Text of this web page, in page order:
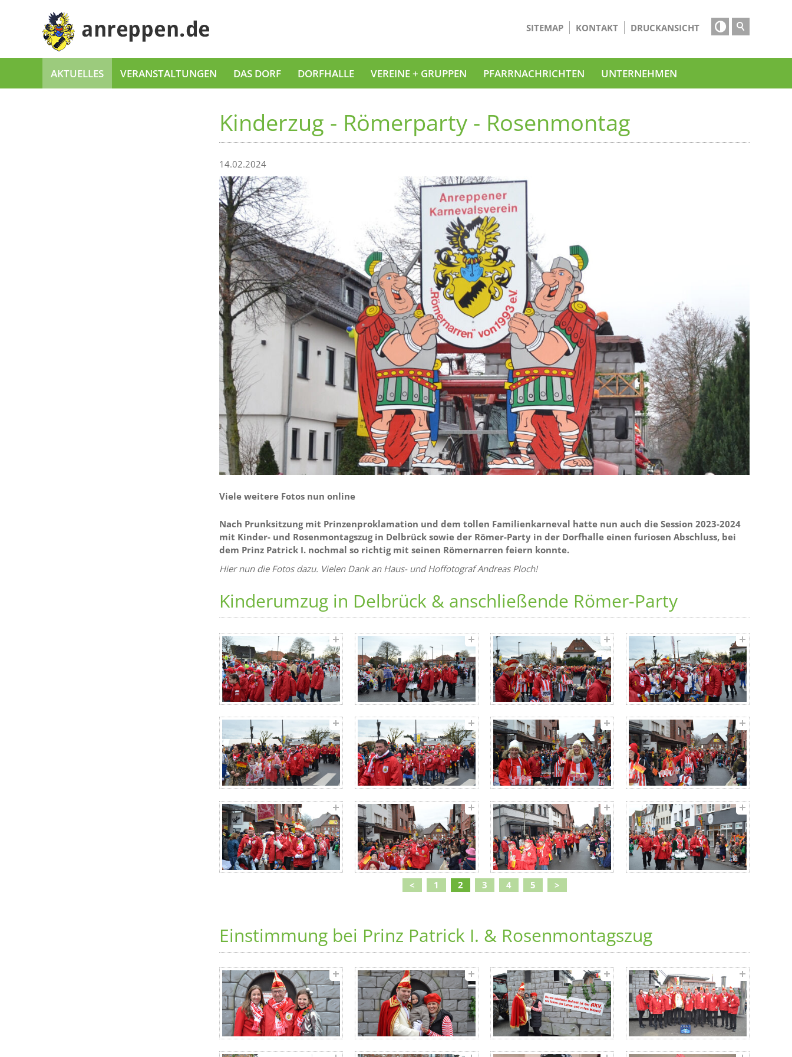

SITEMAP KONTAKT DRUCKANSICHT
AKTUELLES VERANSTALTUNGEN DAS DORF DORFHALLE VEREINE + GRUPPEN PFARRNACHRICHTEN UNTERNEHMEN
Kinderzug - Römerparty - Rosenmontag
14.02.2024
Viele weitere Fotos nun online
Nach Prunksitzung mit Prinzenproklamation und dem tollen Familienkarneval hatte nun auch die Session 2023-2024
mit Kinder- und Rosenmontagszug in Delbrück sowie der Römer-Party in der Dorfhalle einen furiosen Abschluss, bei
dem Prinz Patrick I. nochmal so richtig mit seinen Römernarren feiern konnte.
Hier nun die Fotos dazu. Vielen Dank an Haus- und Hoffotograf Andreas Ploch!
Kinderumzug in Delbrück & anschließende Römer-Party
< 1 2 3 4 5 >
Einstimmung bei Prinz Patrick I. & Rosenmontagszug